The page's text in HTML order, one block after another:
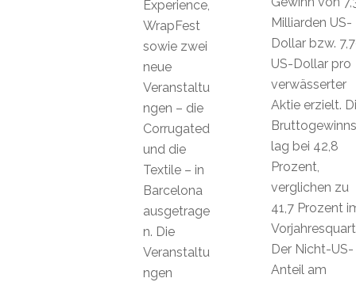
Milliarden US-
Dollar bzw.
US-Dollar pro
verwässerter
Aktie erzielt.
lag bei 42,8
Prozent,
verglichen zu
41,7 Prozent
Der Nicht-US-
Anteil am
Experience,
WrapFest
sowie zwei
neue
Veranstaltu
ngen – die
Corrugated
und die
Textile – in
Barcelona
ausgetrage
n. Die
Veranstaltu
ngen